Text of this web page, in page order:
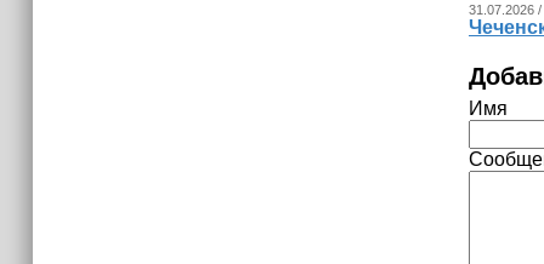
31.07.2026
Имя